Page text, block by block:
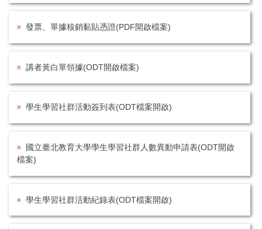
發票、單據核銷黏貼憑證(PDF開啟檔案)
講者黃白單領據(ODT開啟檔案)
學生學習社群活動簽到表(ODT檔案開啟)
國立臺北教育大學學生學習社群人數異動申請表(ODT開啟
檔案)
學生學習社群活動紀錄表(ODT檔案開啟)